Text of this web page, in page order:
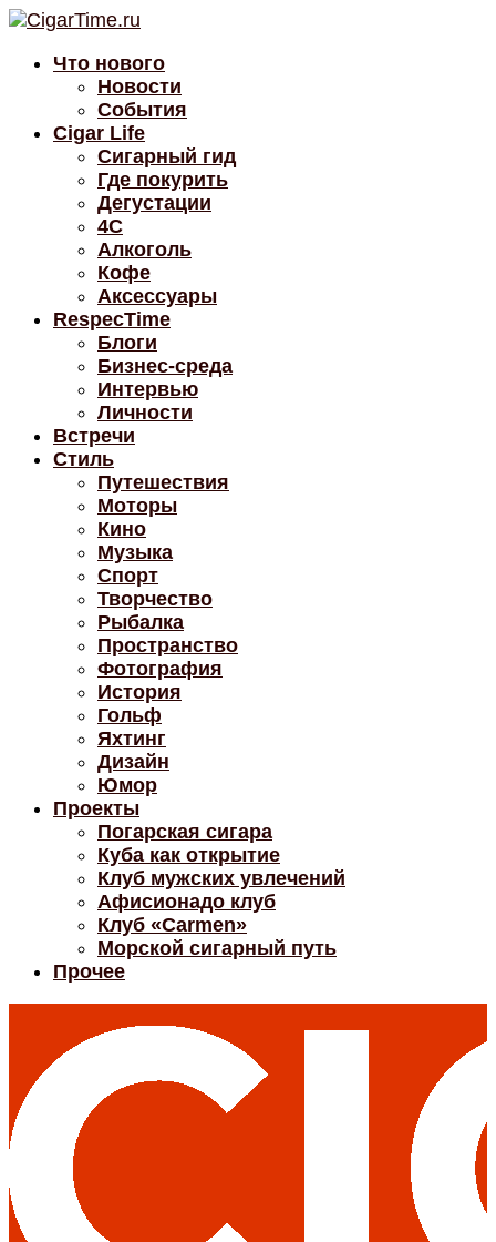
Что нового
Новости
События
Cigar Life
Сигарный гид
Где покурить
Дегустации
4C
Алкоголь
Кофе
Аксессуары
RespecTime
Блоги
Бизнес-среда
Интервью
Личности
Встречи
Стиль
Путешествия
Моторы
Кино
Музыка
Спорт
Творчество
Рыбалка
Пространство
Фотография
История
Гольф
Яхтинг
Дизайн
Юмор
Проекты
Погарская сигара
Куба как открытие
Клуб мужских увлечений
Афисионадо клуб
Клуб «Carmen»
Морской сигарный путь
Прочее